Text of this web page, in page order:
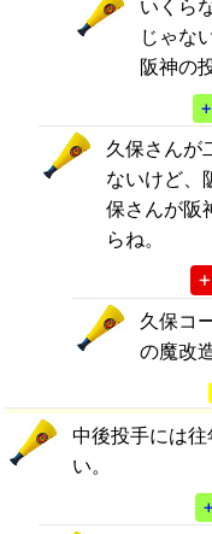
いくら
じゃな
阪神の
久保さんが
ないけど、
保さんが阪
らね。
久保コ
の魔改
中後投手には
い。